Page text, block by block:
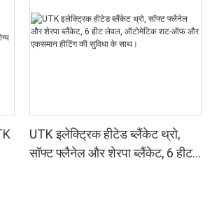
UTK इलेक्ट्रिक हीटेड ब्लैंकेट थ्रो,
सॉफ्ट फ्लैनेल और शेरपा ब्लैंकेट, 6 हीट